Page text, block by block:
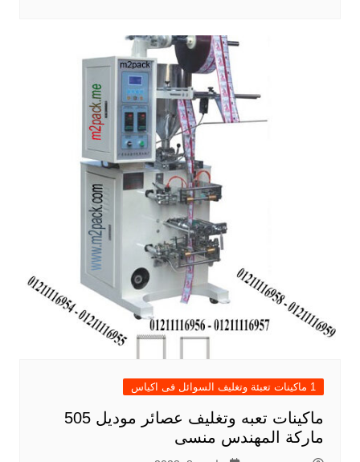
1 ماكينات تعبئة وتغليف السوائل فى اكياس
ماكينات تعبه وتغليف عصائر موديل 505
ماركة المهندس منسى